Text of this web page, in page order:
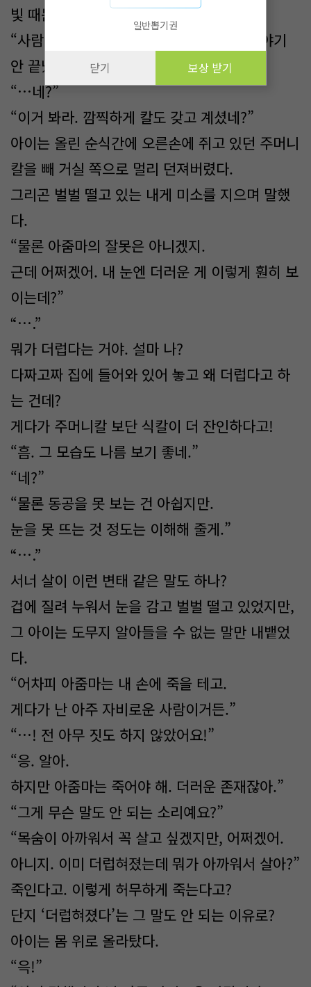
빛 때문에 본능적으로 두 팔을 올려 막았다.
“사람이 이야기하는데 어디 가? 나 아직 이야기
안 끝났어.”
“…네?”
“이거 봐라. 깜찍하게 칼도 갖고 계셨네?”
아이는 올린 순식간에 오른손에 쥐고 있던 주머니
칼을 빼 거실 쪽으로 멀리 던져버렸다.
그리곤 벌벌 떨고 있는 내게 미소를 지으며 말했
다.
“물론 아줌마의 잘못은 아니겠지.
근데 어쩌겠어. 내 눈엔 더러운 게 이렇게 훤히 보
이는데?”
“….”
뭐가 더럽다는 거야. 설마 나?
다짜고짜 집에 들어와 있어 놓고 왜 더럽다고 하
는 건데?
게다가 주머니칼 보단 식칼이 더 잔인하다고!
“흠. 그 모습도 나름 보기 좋네.”
“네?”
“물론 동공을 못 보는 건 아쉽지만.
눈을 못 뜨는 것 정도는 이해해 줄게.”
“….”
서너 살이 이런 변태 같은 말도 하나?
겁에 질려 누워서 눈을 감고 벌벌 떨고 있었지만,
그 아이는 도무지 알아들을 수 없는 말만 내뱉었
다.
“어차피 아줌마는 내 손에 죽을 테고.
게다가 난 아주 자비로운 사람이거든.”
“…! 전 아무 짓도 하지 않았어요!”
“응. 알아.
하지만 아줌마는 죽어야 해. 더러운 존재잖아.”
“그게 무슨 말도 안 되는 소리예요?”
“목숨이 아까워서 꼭 살고 싶겠지만, 어쩌겠어.
아니지. 이미 더럽혀졌는데 뭐가 아까워서 살아?”
죽인다고. 이렇게 허무하게 죽는다고?
단지 ‘더럽혀졌다’는 그 말도 안 되는 이유로?
아이는 몸 위로 올라탔다.
“윽!”
일반뽑기권
닫기 보상 받기